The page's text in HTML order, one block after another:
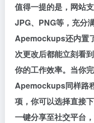
值得一提的是，网站
JPG、PNG等，充分
Apemockups还内置
次更改后都能立刻看
你的工作效率。当你
Apemockups同样路
项，你可以选择直接
一键分享至社交平台